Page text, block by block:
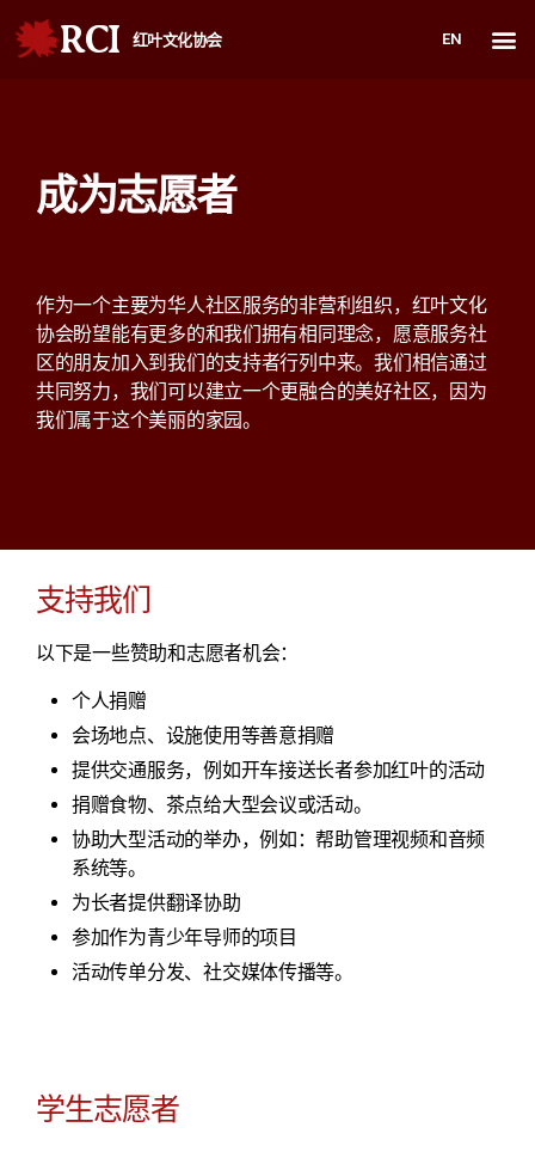
RCI 红叶文化协会 EN
成为志愿者
作为一个主要为华人社区服务的非营利组织，红叶文化
协会盼望能有更多的和我们拥有相同理念，愿意服务社
区的朋友加入到我们的支持者行列中来。我们相信通过
共同努力，我们可以建立一个更融合的美好社区，因为
我们属于这个美丽的家园。
支持我们
以下是一些赞助和志愿者机会：
个人捐赠
会场地点、设施使用等善意捐赠
提供交通服务，例如开车接送长者参加红叶的活动
捐赠食物、茶点给大型会议或活动。
协助大型活动的举办，例如：帮助管理视频和音频
系统等。
为长者提供翻译协助
参加作为青少年导师的项目
活动传单分发、社交媒体传播等。
学生志愿者